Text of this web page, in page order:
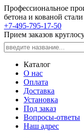
Профессиональное
бетона и кованой стали
+7-495-795-17-50
Прием заказов
Каталог
О нас
Оплата
Доставка
Установка
Под заказ
Вопросы-ответы
Наш адрес